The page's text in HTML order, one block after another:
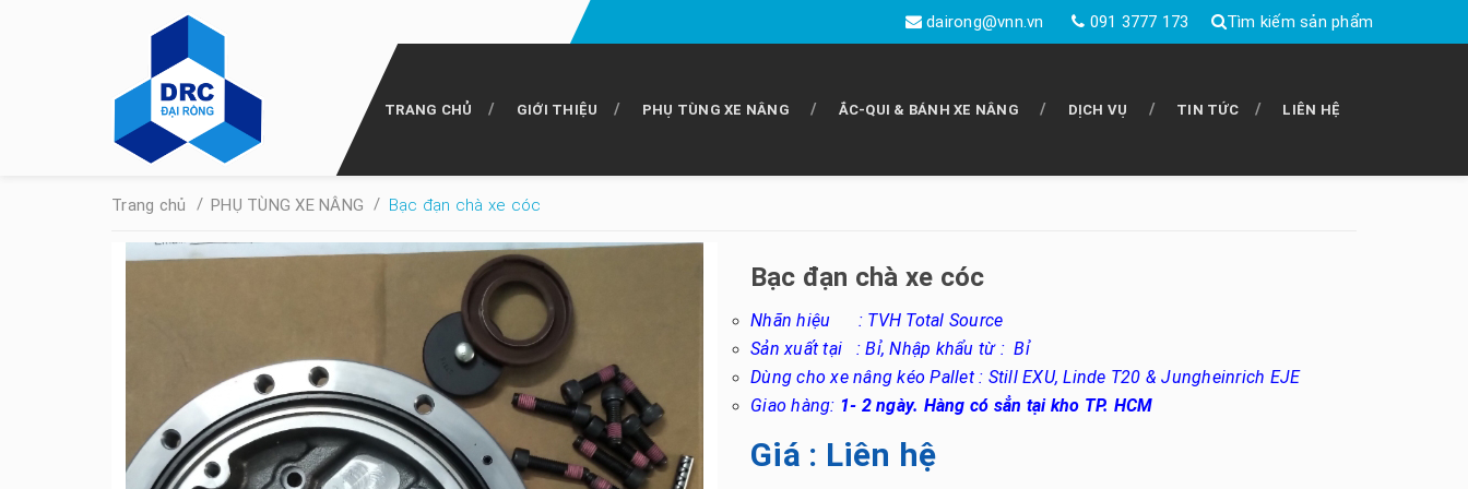
dairong@vnn.vn 091 3777 173 Tìm kiếm sản phẩm
TRANG CHỦ GIỚI THIỆU PHỤ TÙNG XE NÂNG ẮC-QUI & BÁNH XE NÂNG DỊCH VỤ TIN TỨC LIÊN HỆ
Trang chủ / PHỤ TÙNG XE NÂNG / Bạc đạn chà xe cóc
Bạc đạn chà xe cóc
Nhãn hiệu : TVH Total Source
Sản xuất tại : Bỉ, Nhập khẩu từ : Bỉ
Dùng cho xe nâng kéo Pallet : Still EXU, Linde T20 & Jungheinrich EJE
Giao hàng: 1- 2 ngày. Hàng có sẳn tại kho TP. HCM
Giá : Liên hệ